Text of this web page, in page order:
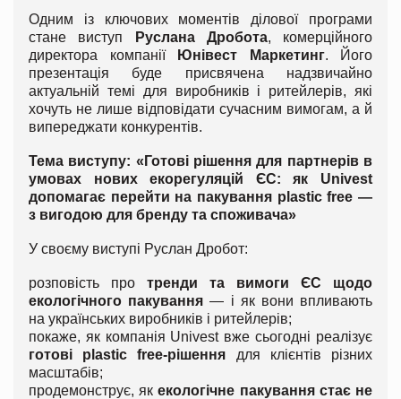
Одним із ключових моментів ділової програми
стане виступ
Руслана Дробота, комерційного
директора компанії
Юнівест Маркетинг. Його
презентація буде присвячена надзвичайно
актуальній темі для виробників і ритейлерів, які
хочуть не лише відповідати сучасним вимогам, а й
випереджати конкурентів.
Тема виступу: «Готові рішення для партнерів в
умовах нових екорегуляцій ЄС: як Univest
допомагає перейти на пакування plastic free —
з вигодою для бренду та споживача»
У своєму виступі Руслан Дробот:
розповість про тренди та вимоги ЄС щодо
екологічного пакування — і як вони впливають
на українських виробників і ритейлерів;
покаже, як компанія Univest вже сьогодні реалізує
готові plastic free-рішення для клієнтів різних
масштабів;
продемонструє, якекологічне пакування стає не